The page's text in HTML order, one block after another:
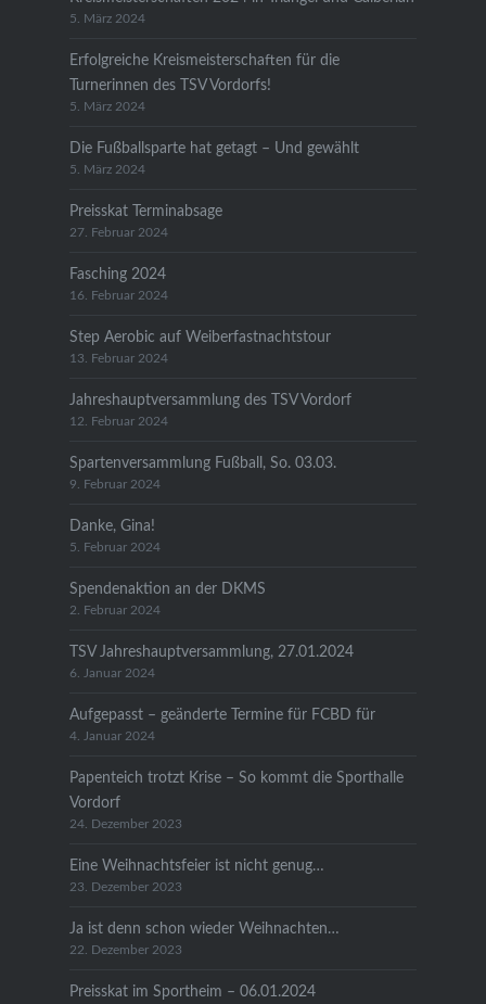
5. März 2024
Erfolgreiche Kreismeisterschaften für die
Turnerinnen des TSV Vordorfs!
5. März 2024
Die Fußballsparte hat getagt – Und gewählt
5. März 2024
Preisskat Terminabsage
27. Februar 2024
Fasching 2024
16. Februar 2024
Step Aerobic auf Weiberfastnachtstour
13. Februar 2024
Jahreshauptversammlung des TSV Vordorf
12. Februar 2024
Spartenversammlung Fußball, So. 03.03.
9. Februar 2024
Danke, Gina!
5. Februar 2024
Spendenaktion an der DKMS
2. Februar 2024
TSV Jahreshauptversammlung, 27.01.2024
6. Januar 2024
Aufgepasst – geänderte Termine für FCBD für
4. Januar 2024
Papenteich trotzt Krise – So kommt die Sporthalle
Vordorf
24. Dezember 2023
Eine Weihnachtsfeier ist nicht genug…
23. Dezember 2023
Ja ist denn schon wieder Weihnachten…
22. Dezember 2023
Preisskat im Sportheim – 06.01.2024